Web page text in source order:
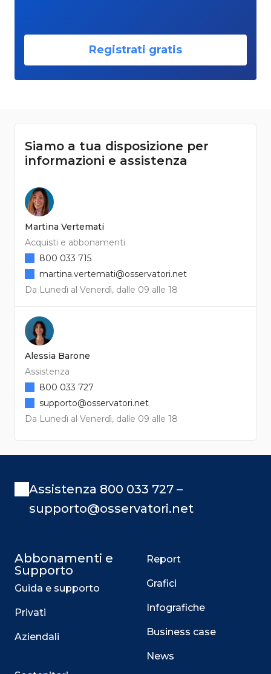
Registrati gratis
Siamo a tua disposizione per
informazioni e assistenza
Martina Vertemati
Acquisti e abbonamenti
Da Lunedì al Venerdì, dalle 09 alle 18
800 033 715
martina.vertemati@osservatori.net
Alessia Barone
Assistenza
Da Lunedì al Venerdì, dalle 09 alle 18
800 033 727
supporto@osservatori.net
Assistenza 800 033 727 –
supporto@osservatori.net
Abbonamenti e
Supporto
Guida e supporto
Privati
Aziendali
Report
Grafici
Infografiche
Business case
News